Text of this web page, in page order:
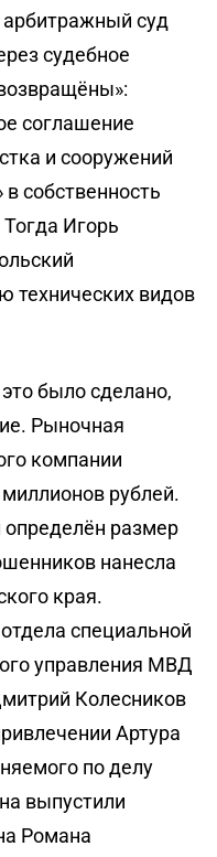
суд
судебное
соглашение
и сооружений
собственность
Игорь
технических видов
было сделано,
Рыночная
компании
рублей.
размер
нанесла
края.
специальной
управления МВД
Колесников
Артура
по делу
выпустили
Романа